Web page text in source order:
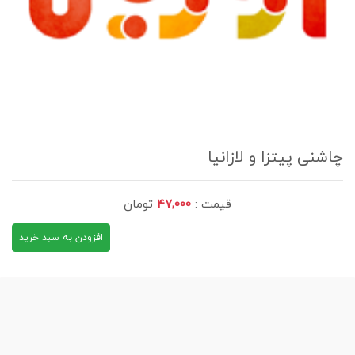
چاشنی پیتزا و لازانیا
قیمت : 47,000 تومان
افزودن به سبد خرید